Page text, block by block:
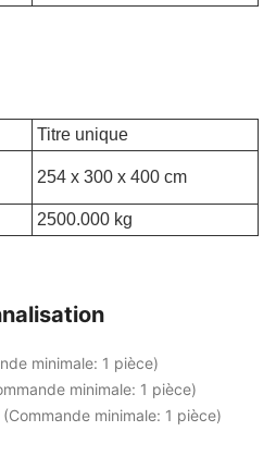
Titre unique
254 x 300 x 400 cm
2500.000 kg
minimale: 1 pièce)
minimale: 1 pièce)
(Commande minimale: 1 pièce)